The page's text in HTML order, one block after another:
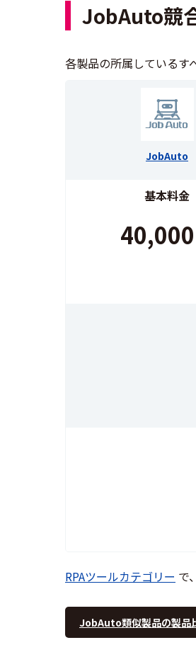
JobAuto競
各製品の所属しているす
JobAuto
基本料金
40,000
RPAツールカテゴリー で
JobAuto類似製品の製品